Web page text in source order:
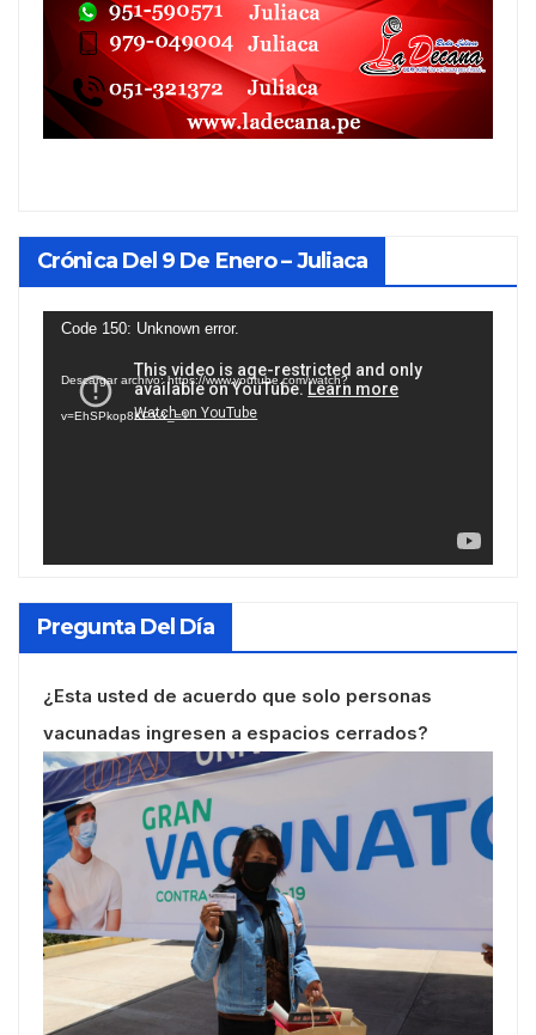
Crónica Del 9 De Enero – Juliaca
Reproductor
vídeo
Code 150: Unknown error.
Descargar archivo: https://www.youtube.com/watch?
v=EhSPkop8KPY&_=1
Pregunta Del Día
¿Esta usted de acuerdo que solo personas
vacunadas ingresen a espacios cerrados?